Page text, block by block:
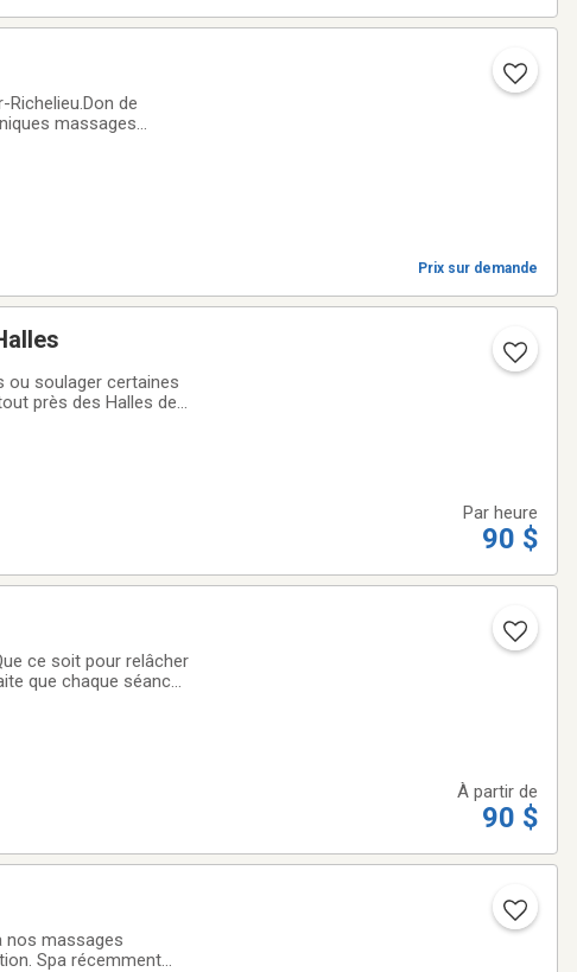
de
massages
Prix sur demande
ou soulager certaines
près des Halles de
Par heure
90 $
ce soit pour relâcher
que chaque séance
À partir de
90 $
nos massages
Spa récemment